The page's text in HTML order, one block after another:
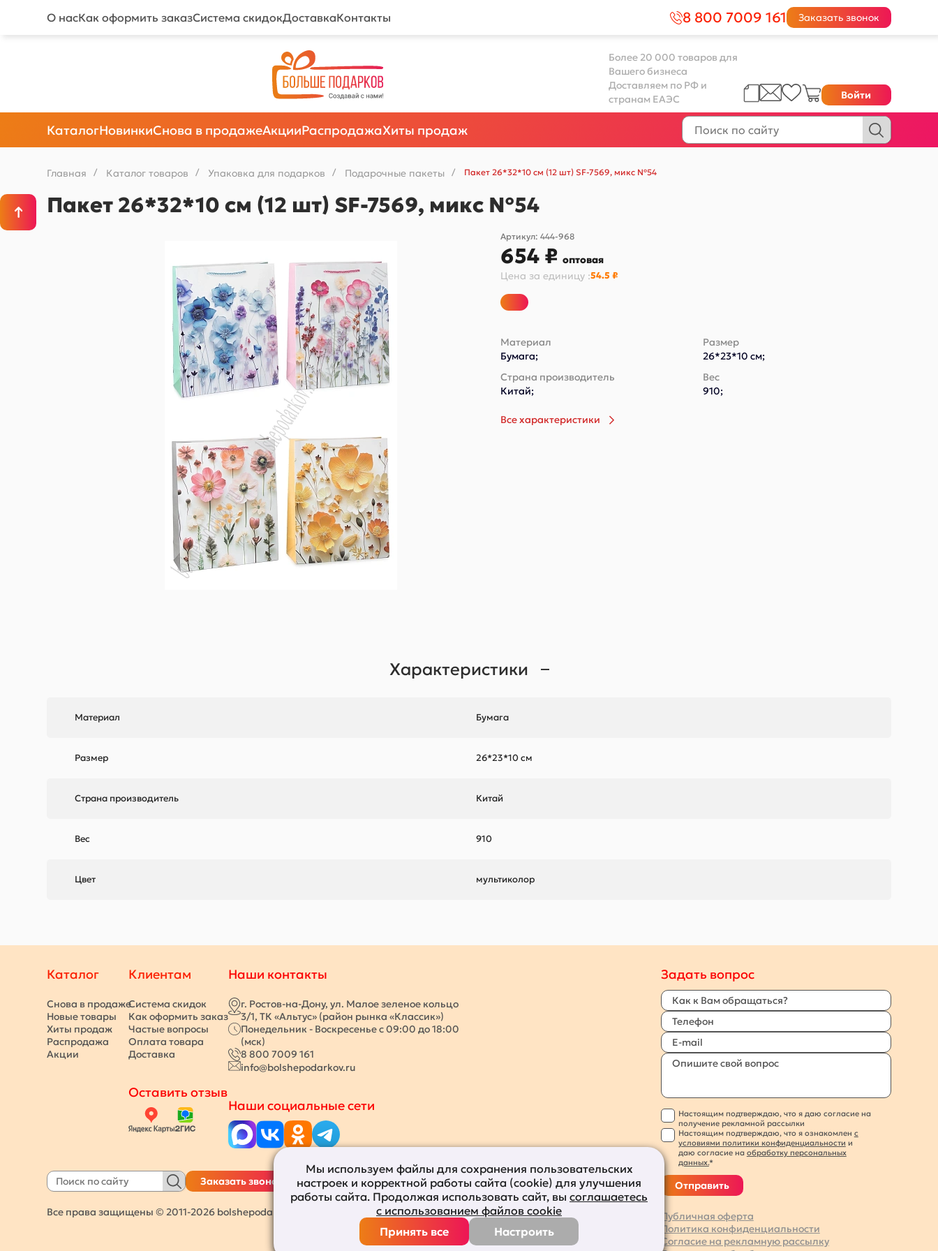
О насКак оформить заказСистема скидокДоставкаКонтакты 8 800 7009 161 Заказать звонок
Более 20 000 товаров для
Вашего бизнеса
Доставляем по РФ и
странам ЕАЭС
Войти
КаталогНовинкиСнова в продажеАкцииРаспродажаХиты продаж
Главная / Каталог товаров / Упаковка для подарков / Подарочные пакеты / Пакет 26*32*10 см (12 шт) SF-7569, микс №54
Пакет 26*32*10 см (12 шт) SF-7569, микс №54
Артикул:444-968
654 ₽оптовая
Цена заединицу :54.5 ₽
Материал
Бумага;
Размер
26*23*10 см;
Страна производитель
Китай;
Вес
910;
Все характеристики
Характеристики
Материал Бумага
Размер 26*23*10 см
Страна производитель Китай
Вес 910
Цвет мультиколор
Каталог
Снова в продаже
Новые товары
Хиты продаж
Распродажа
Акции
Клиентам
Система скидок
Как оформить заказ
Частые вопросы
Оплата товара
Доставка
Оставить отзыв
Наши контакты
г. Ростов-на-Дону, ул. Малое зеленое кольцо
3/1, ТК «Альтус» (район рынка «Классик»)
Понедельник - Воскресенье с 09:00 до 18:00
(мск)
8 800 7009 161
info@bolshepodarkov.ru
Наши социальные сети
Заказать звонок
Все права защищены © 2011-2026 bolshepodarkov.ru
Задать вопрос
Настоящим подтверждаю, что я даю согласие на
получение рекламной рассылки
Настоящим подтверждаю, что я ознакомлен с
условиями политики конфиденциальности и
даю согласие на обработку персональных
данных.*
Отправить
Публичная оферта
Политика конфиденциальности
Согласие на рекламную рассылку
Мы используем файлы для сохранения пользовательских
настроек и корректной работы сайта (cookie) для улучшения
работы сайта. Продолжая использовать сайт, вы соглашаетесь
с использованием файлов cookie
Принять все
Настроить